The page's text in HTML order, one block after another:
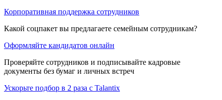
Корпоративная поддержка сотрудников
Какой соцпакет вы предлагаете семейным сотрудникам?
Оформляйте кандидатов онлайн
Проверяйте сотрудников и подписывайте кадровые
документы без бумаг и личных встреч
Ускорьте подбор в 2 раза с Talantix